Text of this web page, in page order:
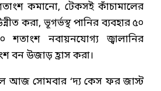
কমানো, টেকসই কাঁচামালের
করা, ভূগর্ভস্থ পানির ব্যবহার ৫০
নবায়নযোগ্য জ্বালানির
বন উজাড় হ্রাস করা।
আজ সোমবার ‘দ্য কেস ফর জাস্ট